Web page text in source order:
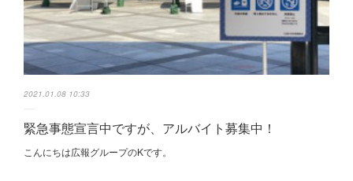
2021.01.08 10:33
緊急事態宣言中ですが、アルバイト募集中！
こんにちは広報グループのKです。